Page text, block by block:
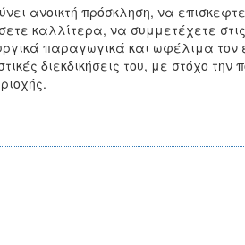
ανοικτή πρόσκληση, να
καλλίτερα, να συμμετέχετε
παραγωγικά και ωφέλιμα
διεκδικήσεις του, με στόχο